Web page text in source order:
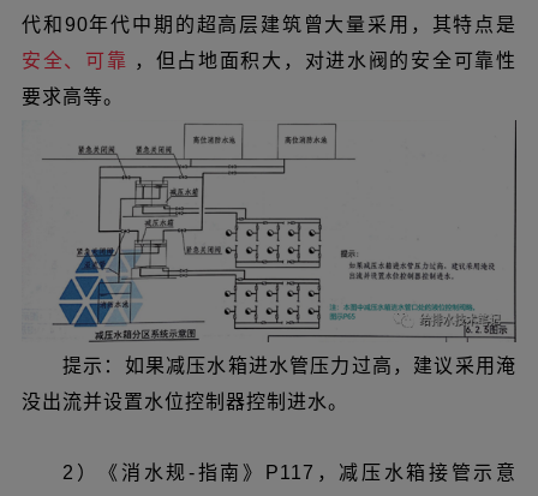
代和90年代中期的超高层建筑曾大量采用，其特点是
安全、可靠
，但占地面积大，对进水阀的安全可靠性
要求高等。
提示：如果减压水箱进水管压力过高，建议采用淹
没出流并设置水位控制器控制进水。
2）《消水规-指南》P117，减压水箱接管示意